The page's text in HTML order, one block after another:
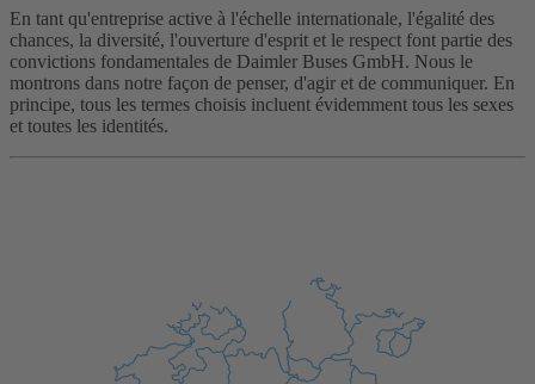
En tant qu'entreprise active à l'échelle internationale, l'égalité des
chances, la diversité, l'ouverture d'esprit et le respect font partie des
convictions fondamentales de Daimler Buses GmbH. Nous le
montrons dans notre façon de penser, d'agir et de communiquer. En
principe, tous les termes choisis incluent évidemment tous les sexes
et toutes les identités.